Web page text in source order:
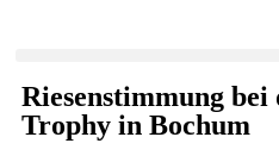
Riesenstimmung bei
Trophy in Bochum